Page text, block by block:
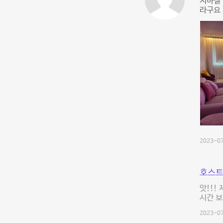
라구
2023-
호스
앗!!!
시간
2023-